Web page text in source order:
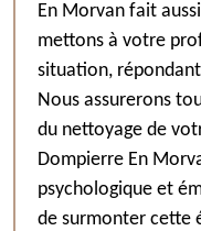
En Morvan fait
mettons à votre
situation,
Nous assurerons
du nettoyage de
Dompierre En
psychologique et
de surmonter cette